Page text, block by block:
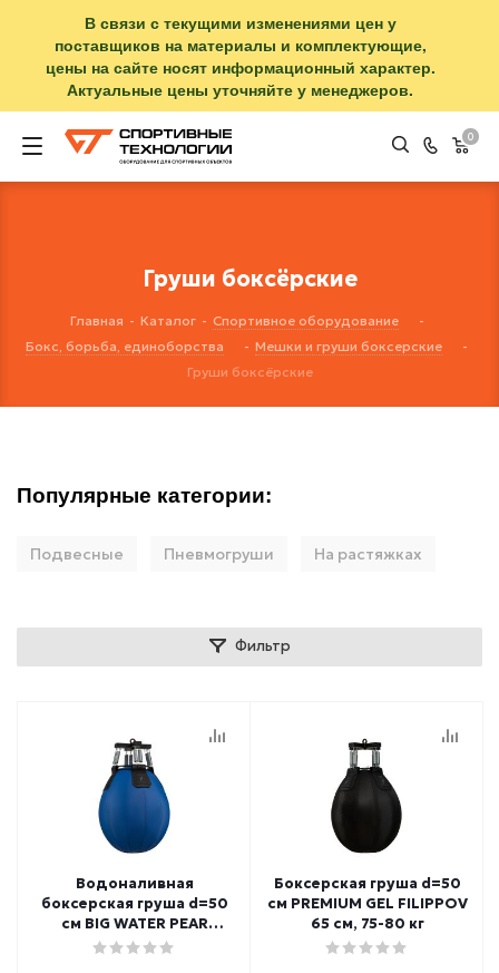
В связи с текущими изменениями цен у
поставщиков на материалы и комплектующие,
цены на сайте носят информационный характер.
Актуальные цены уточняйте у менеджеров.
0
Груши боксёрские
Главная - Каталог - Спортивное оборудование
-
Бокс, борьба, единоборства
- Мешки и груши боксерские
-
Груши боксёрские
Популярные категории:
Подвесные Пневмогруши На растяжках
Фильтр
Водоналивная
боксерская груша d=50
см BIG WATER PEAR
FILIPPOV 65 см, 75-80 кг
Боксерская груша d=50
см PREMIUM GEL FILIPPOV
65 см, 75-80 кг